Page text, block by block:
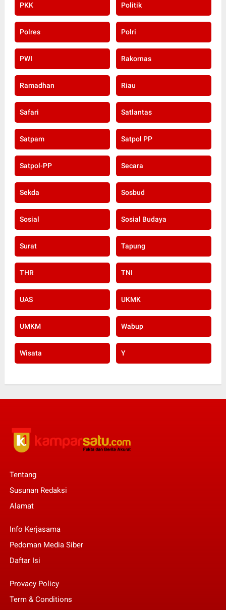
PKK Politik
Polres Polri
PWI Rakornas
Ramadhan Riau
Safari Satlantas
Satpam Satpol PP
Satpol-PP Secara
Sekda Sosbud
Sosial Sosial Budaya
Surat Tapung
THR TNI
UAS UKMK
UMKM Wabup
Wisata Y
Tentang
Susunan Redaksi
Alamat
Info Kerjasama
Pedoman Media Siber
Daftar Isi
Provacy Policy
Term & Conditions